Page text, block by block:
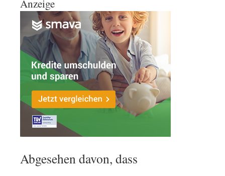
Anzeige
Abgesehen davon, dass